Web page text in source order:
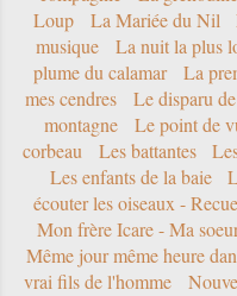
Loup
La Mariée du Nil
musique
La nuit la plus
plume du calamar
La
mes cendres
Le disparu
montagne
Le point de
corbeau
Les battantes
Les enfants de la baie
écouter les oiseaux -
Mon frère Icare - Ma
Même jour même heure
vrai fils de l'homme